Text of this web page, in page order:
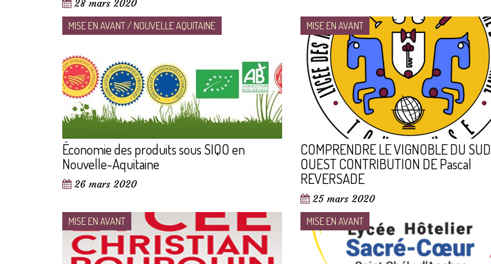
28 mars 2020
MISE EN AVANT / NOUVELLE AQUITAINE
Économie des produits sous SIQO en
Nouvelle-Aquitaine
26 mars 2020
MISE EN AVANT
COMPRENDRE LE VIGNOBLE DU SUD
OUEST CONTRIBUTION DE Pascal
REVERSADE
25 mars 2020
MISE EN AVANT
MISE EN AVANT